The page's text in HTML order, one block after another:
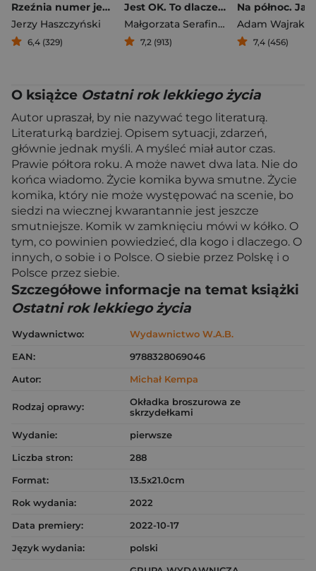
Rzeźnia numer jeden i inne reportaże z Niemiec
Jerzy Haszczyński
6,4 (329)
Jest OK. To dlaczego nie chcę żyć?
Małgorzata Serafin
,Marek Sekielski
7,2 (913)
Adam Wajrak
7,4 (456)
O książce Ostatni rok lekkiego życia
Autor upraszał, by nie nazywać tego literaturą.
Literaturką bardziej. Opisem sytuacji, zdarzeń,
głównie jednak myśli. A myśleć miał autor czas.
Prawie półtora roku. A może nawet dwa lata. Nie do
końca wiadomo. Życie komika bywa smutne. Życie
komika, który nie może występować na scenie, bo
siedzi na wiecznej kwarantannie jest jeszcze
smutniejsze. Komik w zamknięciu mówi w kółko. O
tym, co powinien powiedzieć, dla kogo i dlaczego. O
innych, o sobie i o Polsce. O siebie przez Polskę i o
Polsce przez siebie.
Szczegółowe informacje na temat książki
Ostatni rok lekkiego życia
Wydawnictwo:
Wydawnictwo W.A.B.
EAN:
9788328069046
Autor:
Michał Kempa
Rodzaj oprawy:
Okładka broszurowa ze
skrzydełkami
Wydanie:
pierwsze
Liczba stron:
288
Format:
13.5x21.0cm
Rok wydania:
2022
Data premiery:
2022-10-17
Język wydania:
polski